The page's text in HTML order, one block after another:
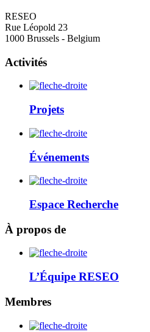
RESEO
Rue Léopold 23
1000 Brussels - Belgium
Activités
Projets
Événements
Espace Recherche
À propos de
L’Équipe RESEO
Membres